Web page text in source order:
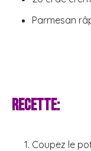
Parmesan
Recette:
Coupez le